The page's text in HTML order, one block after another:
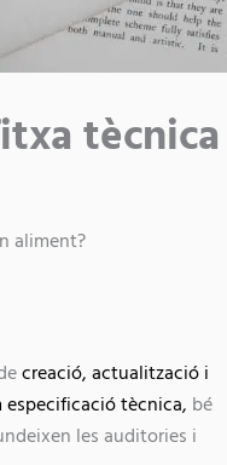
tècnica
aliment?
creació, actualització i
tècnica, bé
les auditories i